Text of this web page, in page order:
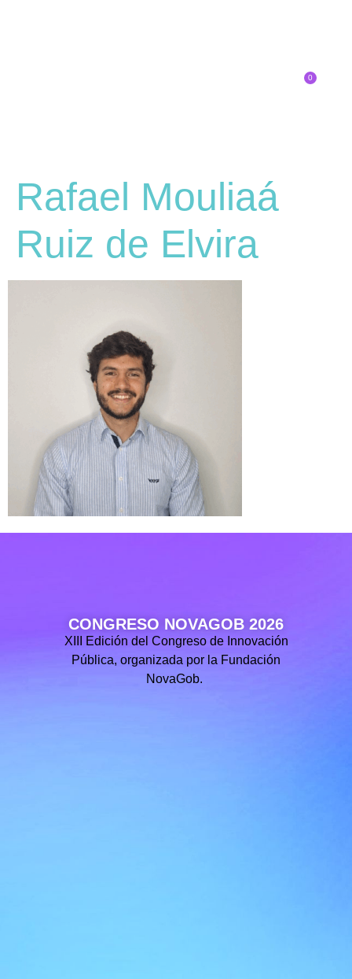
0
Rafael Mouliaá
Ruiz de Elvira
CONGRESO NOVAGOB 2026
XIII Edición del Congreso de Innovación
Pública, organizada por la Fundación
NovaGob.